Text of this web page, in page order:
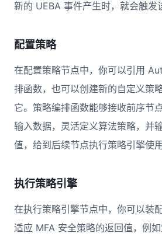
新的 UEBA 事件产生时，就会触发
配置策略
在配置策略节点中，你可以引用
排函数，也可以创建新的自定义策
它。策略编排函数能够接收前序节
输入数据，灵活定义算法策略，并
值，给到后续节点执行策略引擎使用
执行策略引擎
在执行策略引擎节点中，你可以装
适应 MFA 安全策略的返回值，例